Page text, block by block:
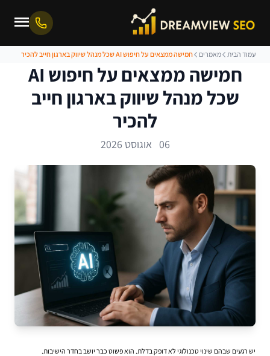
עמוד הבית מאמרים חמישה ממצאים על חיפוש AI שכל מנהל שיווק בארגון חייב להכיר
חמישה ממצאים על חיפוש AI
שכל מנהל שיווק בארגון חייב
להכיר
06 אוגוסט 2026
יש רגעים שבהם שינוי טכנולוגי לא דופק בדלת. הוא פשוט כבר יושב בחדר הישיבות.